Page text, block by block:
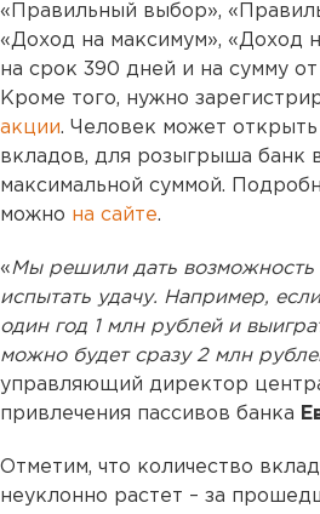
«Правильный выбор»,
«Доход на максимум», «Доход
на срок 390 дней и на сумму
Кроме того, нужно
акции. Человек может
вкладов, для розыгрыша банк
максимальной суммой.
можно на сайте.
« Мы решили дать
испытать удачу. Например,
один год 1 млн рублей и
можно будет сразу 2 млн
управляющий директор
привлечения пассивов банка
Отметим, что количество
неуклонно растет – за